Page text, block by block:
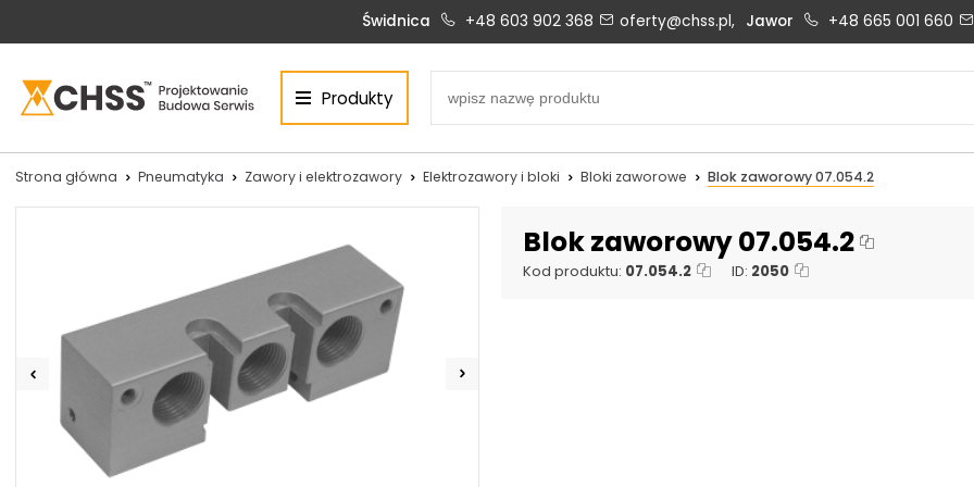
Centrum Hydrauliki Siłowej Świdnica
CHSS.PL DAWID WOŹNY
Biuro obsługi klienta:
+48 603 902 368
+48 603 902 368
Siłowniki:
+48 690 884 272
silowniki@chss.pl
Serwis:
+48 536 202 250
+48 609 877 288
serwis@chss.pl
Świdnica +48 603 902 368 oferty@chss.pl, Jawor +48 665 001 660
Produkty
Strona główna Pneumatyka Zawory i elektrozawory Elektrozawory i bloki Bloki zaworowe Blok zaworowy 07.054.2
Blok zaworowy 07.054.2
Kod produktu: 07.054.2 ID: 2050